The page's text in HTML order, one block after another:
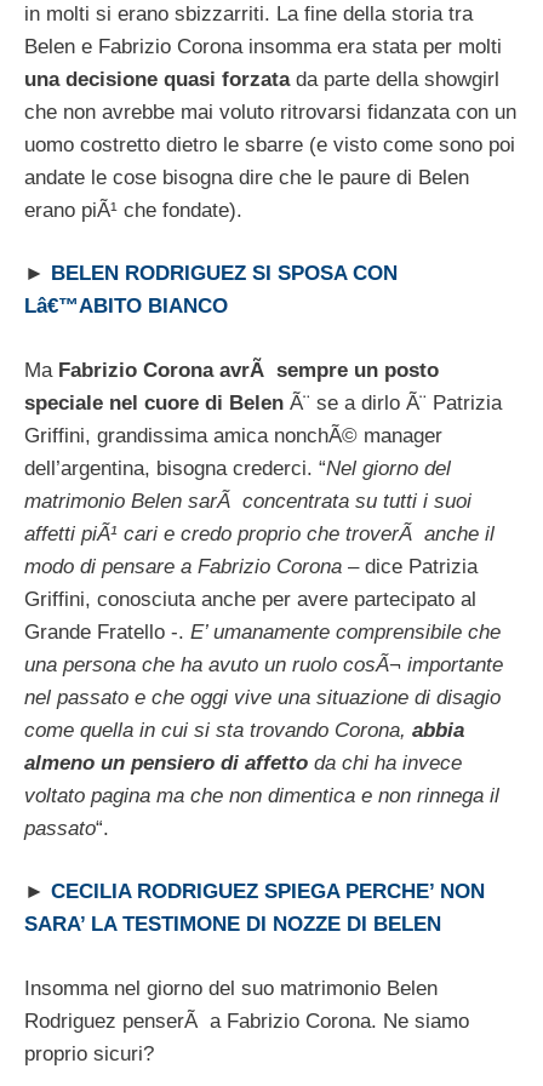
in molti si erano sbizzarriti. La fine della storia tra
Belen e Fabrizio Corona insomma era stata per molti
una decisione quasi forzata da parte della showgirl
che non avrebbe mai voluto ritrovarsi fidanzata con un
uomo costretto dietro le sbarre (e visto come sono poi
andate le cose bisogna dire che le paure di Belen
erano piÃ¹ che fondate).
► BELEN RODRIGUEZ SI SPOSA CON
Lâ€™ABITO BIANCO
Ma Fabrizio Corona avrÃ sempre un posto
speciale nel cuore di Belen Ã¨ se a dirlo Ã¨ Patrizia
Griffini, grandissima amica nonchÃ© manager
dell’argentina, bisogna crederci. “Nel giorno del
matrimonio Belen sarÃ concentrata su tutti i suoi
affetti piÃ¹ cari e credo proprio che troverÃ anche il
modo di pensare a Fabrizio Corona – dice Patrizia
Griffini, conosciuta anche per avere partecipato al
Grande Fratello -. E’ umanamente comprensibile che
una persona che ha avuto un ruolo cosÃ¬ importante
nel passato e che oggi vive una situazione di disagio
come quella in cui si sta trovando Corona, abbia
almeno un pensiero di affetto da chi ha invece
voltato pagina ma che non dimentica e non rinnega il
passato“.
► CECILIA RODRIGUEZ SPIEGA PERCHE’ NON
SARA’ LA TESTIMONE DI NOZZE DI BELEN
Insomma nel giorno del suo matrimonio Belen
Rodriguez penserÃ a Fabrizio Corona. Ne siamo
proprio sicuri?